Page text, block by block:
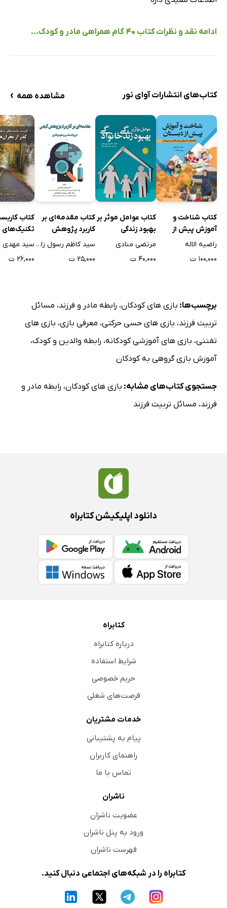
ادامه نقد و نظرات کتاب 40 گام همراهی مادر و کودک...
کتاب‌های انتشارات آوای نور مشاهده همه ›
کتاب شناخت و
آموزش پیش از
دبستان
راضیه الاله
۱۰۰,۰۰۰ ت
کتاب عوامل موثر بر
بهبود زندگی
خانوادگی
مرتضی منادی
۴۰,۰۰۰ ت
کتاب مقدمه‌ای بر
کاربرد پژوهش
کیفی در روانشناسیسید کاظم رسول زاده طباطبایی
۲۵,۰۰۰ ت
کتاب
تکنیک‌های
و
سید مهدی
۲۶,۰۰۰ ت
برچسب‌ها: بازی های کودکان، رابطه مادر و فرزند، مسائل
تربیت فرزند، بازی های حسی حرکتی، معرفی بازی، بازی های
تفننی، بازی های آموزشی کودکانه، رابطه والدین و کودک،
آموزش بازی گروهی به کودکان
جستجوی کتاب‌های مشابه: بازی های کودکان، رابطه مادر و
فرزند، مسائل تربیت فرزند
دانلود اپلیکیشن کتابراه
کتابراه
درباره کتابراه
شرایط استفاده
حریم خصوصی
فرصت‌های شغلی
خدمات مشتریان
پیام به پشتیبانی
راهنمای کاربران
تماس با ما
ناشران
عضویت ناشران
ورود به پنل ناشران
فهرست ناشران
کتابراه را در شبکه‌های اجتماعی دنبال کنید.